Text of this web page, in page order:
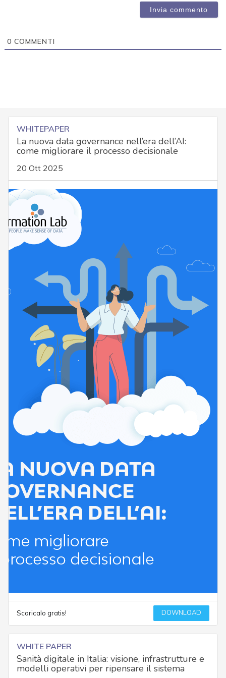
0 COMMENTI
WHITEPAPER
La nuova data governance nell’era dell’AI:
come migliorare il processo decisionale
20 Ott 2025
Scaricalo gratis! DOWNLOAD
WHITE PAPER
Sanità digitale in Italia: visione, infrastrutture e
modelli operativi per ripensare il sistema